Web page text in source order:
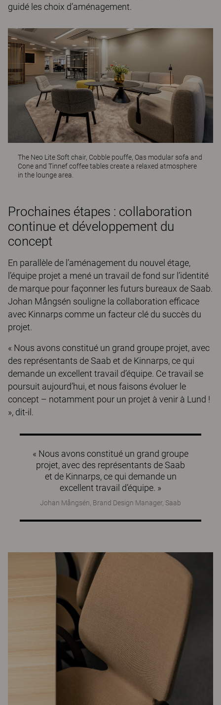
guidé les choix d’aménagement.
The Neo Lite Soft chair, Cobble pouffe, Oas modular sofa and
Coneand Tinnefcoffee tables create a relaxed atmosphere
in the lounge area.
Prochaines étapes : collaboration
continue et développement du
concept
En parallèle de l’aménagement du nouvel étage,
l’équipe projet a mené un travail de fond sur l’identité
de marque pour façonner les futurs bureaux de Saab.
Johan Mångsén souligne la collaboration efficace
avec Kinnarps comme un facteur clé du succès du
projet.
« Nous avons constitué un grand groupe projet, avec
des représentants de Saab et de Kinnarps, ce qui
demande un excellent travail d’équipe. Ce travail se
poursuit aujourd’hui, et nous faisons évoluer le
concept – notamment pour un projet à venir à Lund !
», dit-il.
« Nous avons constitué un grand groupe
projet, avec des représentants de Saab
et de Kinnarps, ce qui demande un
excellent travail d’équipe. »
Johan Mångsén, Brand Design Manager, Saab